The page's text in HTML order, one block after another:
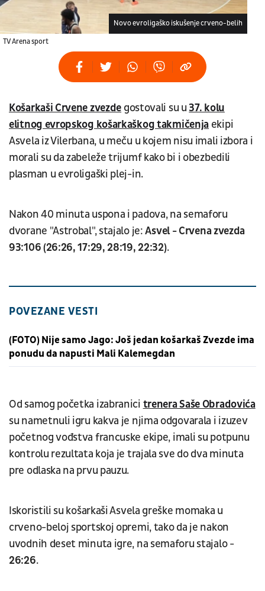
TV Arena sport
Novo evroligaško iskušenje crveno-belih
Košarkaši Crvene zvezde gostovali su u 37. kolu
elitnog evropskog košarkaškog takmičenja ekipi
Asvela iz Vilerbana, u meču u kojem nisu imali izbora i
morali su da zabeleže trijumf kako bi i obezbedili
plasman u evroligaški plej-in.
Nakon 40 minuta uspona i padova, na semaforu
dvorane "Astrobal", stajalo je:Asvel - Crvena zvezda
93:106 (26:26, 17:29, 28:19, 22:32).
POVEZANE VESTI
(FOTO) Nije samo Jago: Još jedan košarkaš Zvezde ima
ponudu da napusti Mali Kalemegdan
Od samog početka izabranici trenera Saše Obradovića
su nametnuli igru kakva je njima odgovarala i izuzev
početnog vođstva francuske ekipe, imali su potpunu
kontrolu rezultata koja je trajala sve do dva minuta
pre odlaska na prvu pauzu.
Iskoristili su košarkaši Asvela greške momaka u
crveno-beloj sportskoj opremi, tako da je nakon
uvodnih deset minuta igre, na semaforu stajalo -
26:26.